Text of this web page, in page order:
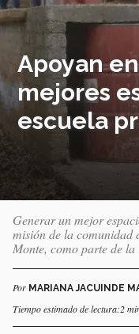
Apoyan
mejores
escuela
Generar un mejor
misión de la comunidad
Monte, como parte de
Por MARIANA JACUINDE
Tiempo estimado de lectura:2